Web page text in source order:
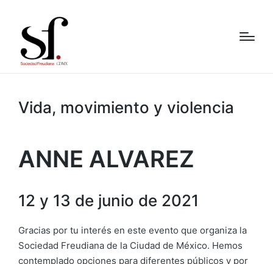
Vida, movimiento y violencia
ANNE ALVAREZ
12 y 13 de junio de 2021
Gracias por tu interés en este evento que organiza la
Sociedad Freudiana de la Ciudad de México. Hemos
contemplado opciones para diferentes públicos y por